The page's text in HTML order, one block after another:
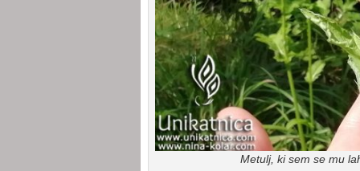
Metulj, ki sem se mu